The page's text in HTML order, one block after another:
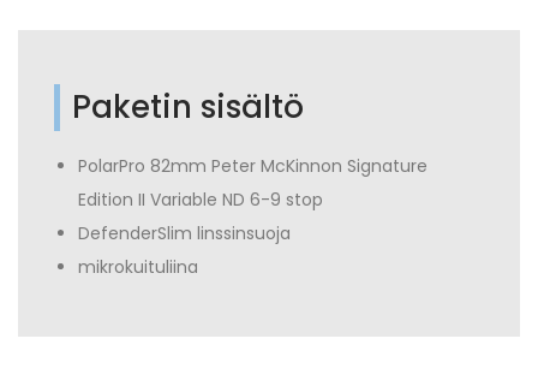
Paketin sisältö
PolarPro 82mm Peter McKinnon Signature
Edition II Variable ND 6-9 stop
DefenderSlim linssinsuoja
mikrokuituliina